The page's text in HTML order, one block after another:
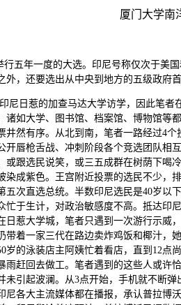
厦门大学南
行五年一度的大选。印尼号称仅次于
外，还要选出从中央到地方的五级政府
尼日惹的加查马达大学访学，因此笔
诸如大学、图书馆、档案馆、博物馆等
井然有序。从北到南，笔者一路经过4
开唇枪舌战、冲刺阶段各个竞选团队相
或跟选民说笑，或三五成群在树荫下喝
染成紫色。王宫附近投票的选民不少，
五次直选总统。半数印尼选民是40岁
忙于生计，对政治敏感度不高。抵达
日惹大学城，笔者只遇到一次游行示威
带着一家三代在路边卖炸鸡饭和椰汁，
岁的泳装店主阿姨忙着看店，直到12点
雨赶回去做工。笔者遇到的这些人或许
未引起波澜。从3点开始，手机就不断
尼各大主流媒体都在播报，承认普拉博